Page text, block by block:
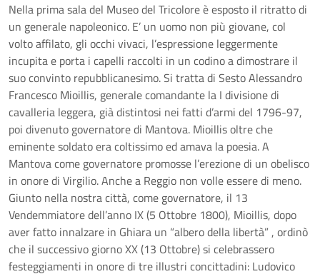
Nella prima sala del Museo del Tricolore è esposto il ritratto di
un generale napoleonico. E’ un uomo non più giovane, col
volto affilato, gli occhi vivaci, l’espressione leggermente
incupita e porta i capelli raccolti in un codino a dimostrare il
suo convinto repubblicanesimo. Si tratta di Sesto Alessandro
Francesco Mioillis, generale comandante la I divisione di
cavalleria leggera, già distintosi nei fatti d’armi del 1796-97,
poi divenuto governatore di Mantova. Mioillis oltre che
eminente soldato era coltissimo ed amava la poesia. A
Mantova come governatore promosse l’erezione di un obelisco
in onore di Virgilio. Anche a Reggio non volle essere di meno.
Giunto nella nostra città, come governatore, il 13
Vendemmiatore dell’anno IX (5 Ottobre 1800), Mioillis, dopo
aver fatto innalzare in Ghiara un “albero della libertà” , ordinò
che il successivo giorno XX (13 Ottobre) si celebrassero
festeggiamenti in onore di tre illustri concittadini: Ludovico